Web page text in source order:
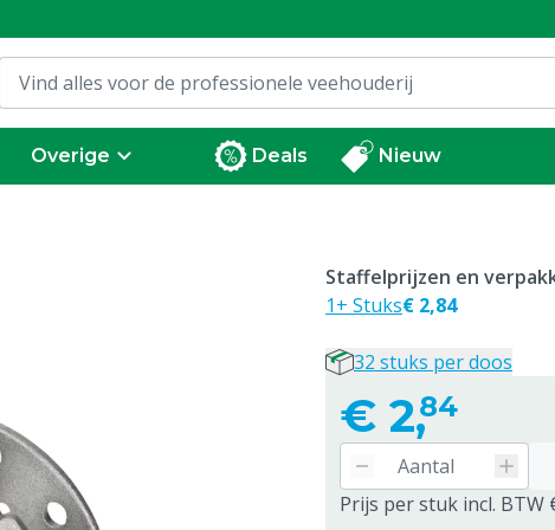
Overige Deals Nieuw
€ 2,84
Prijs per stuk incl. BTW
Staffelprijzen en
1+ Stuks€ 2,84
32 stuks per doos